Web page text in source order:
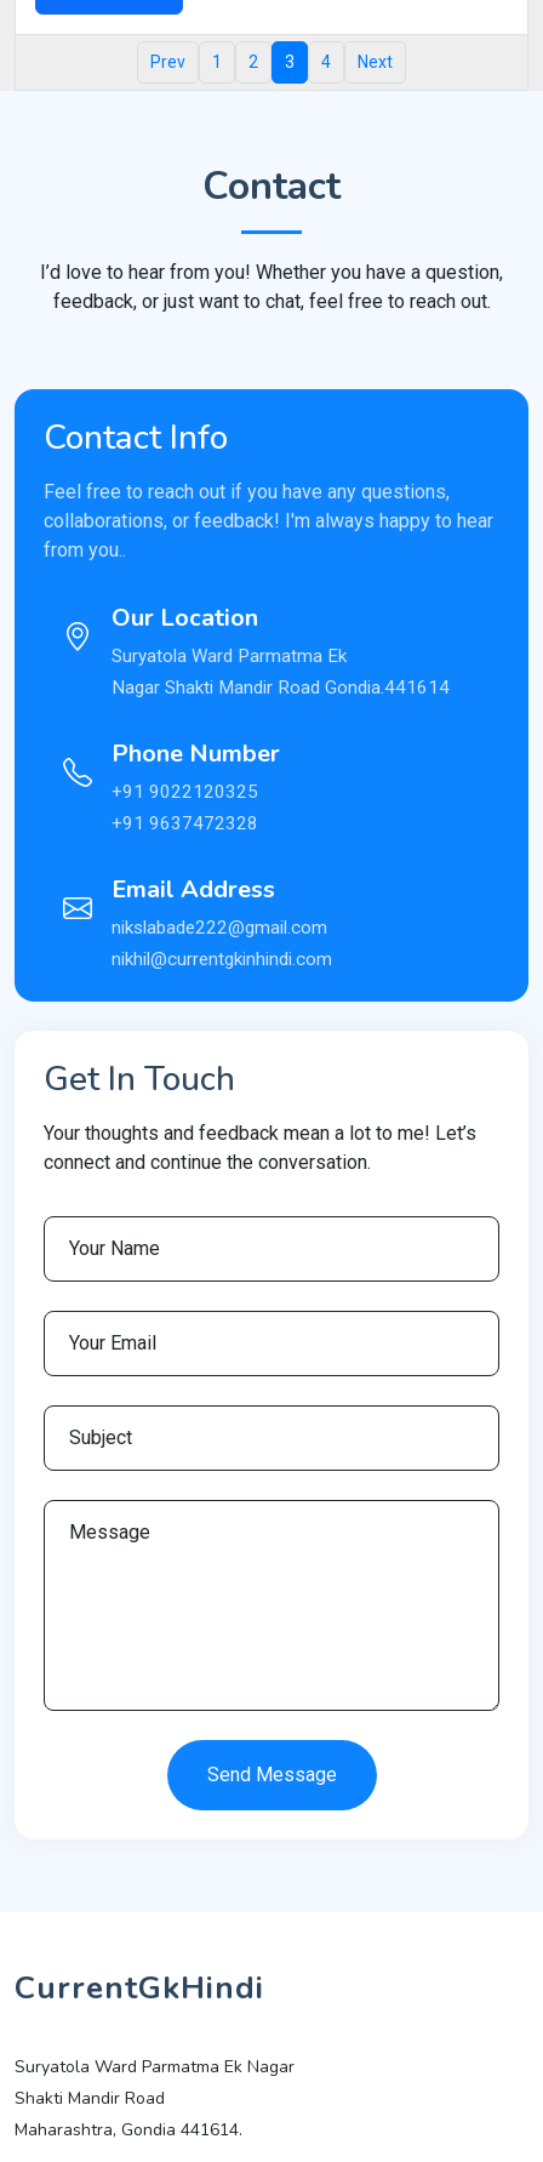
Prev 1 2 3 4 Next
Contact
I’d love to hear from you! Whether you have a question,
feedback, or just want to chat, feel free to reach out.
Contact Info
Feel free to reach out if you have any questions,
collaborations, or feedback! I'm always happy to hear
from you..
Our Location
Suryatola Ward Parmatma Ek
Nagar Shakti Mandir Road Gondia.441614
Phone Number
+91 9022120325
+91 9637472328
Email Address
nikslabade222@gmail.com
nikhil@currentgkinhindi.com
Get In Touch
Your thoughts and feedback mean a lot to me! Let’s
connect and continue the conversation.
Send Message
CurrentGkHindi
Suryatola Ward Parmatma Ek Nagar
Shakti Mandir Road
Maharashtra, Gondia 441614.